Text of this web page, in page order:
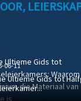
06-11
Ultieme Gids tot